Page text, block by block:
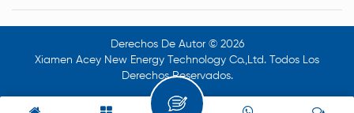
Derechos De Autor © 2026
Xiamen Acey New Energy Technology Co.,Ltd. Todos Los
Derechos Reservados.